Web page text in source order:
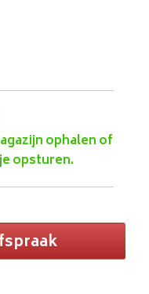
ophalen of
opsturen.